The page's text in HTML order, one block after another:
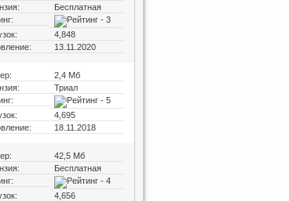
Бесплатная
4,848
13.11.2020
2,4 Мб
Триал
4,695
18.11.2018
42,5 Мб
Бесплатная
4,656